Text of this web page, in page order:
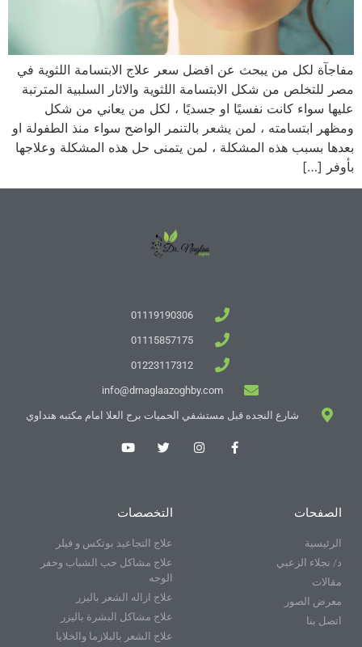
مفاجآة لكل من يبحث عن افضل سعر علاج الابتسامة اللثوية في
مصر للتخلص من شكل الابتسامة اللثوية والاثار السلبية المترتبة
عليها سواء كانت نفسيًا او جسديًا ، لكل من يعاني من شكل
ومظهر ابتسامته ، لمن يشعر بالتنمر الواضح سواء منذ الطفولة او
بعدها بسبب هذه المشكلة ، لمن يتمنى حل هذه المشكلة وعلاجها
بأوفر […]
01119190306
01115857175
01223117312
info@drnaglaazoghby.com
شارع النجده قبل مستشفي الحميات برج العلا امام مكتبه هنداوي
الصفحات
الرئيسية
د/ نجلاء الزعبي
مقالات
معرض الصور
اتصل بنا
التخصصات
علاج التجاعيد بوتكس و فيلر
علاج مشاكل حب الشباب وحفر
الوجه
علاج ازاله الشعر باليزر
علاج مشاكل البشرة باليزر
علاج الشعر بالبلازما والخلايا